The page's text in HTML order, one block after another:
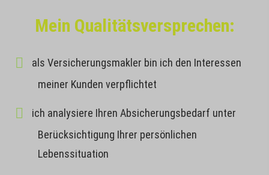
Mein Qualitätsversprechen:
als Ver­sicherungs­makler bin ich den Interessen
meiner Kunden verpflichtet
ich analysiere Ihren Absicherungsbedarf unter
Berücksichtigung Ihrer persönlichen
Lebenssituation